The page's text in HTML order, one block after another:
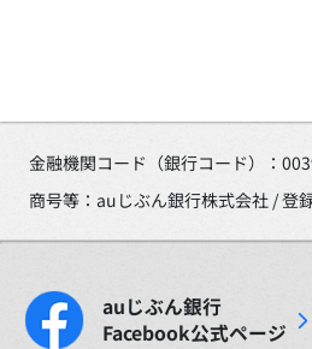
金融機関コード（銀行コード）：
商号等：auじぶん銀行株式会社 / 登
auじぶん銀行
Facebook公式ページ